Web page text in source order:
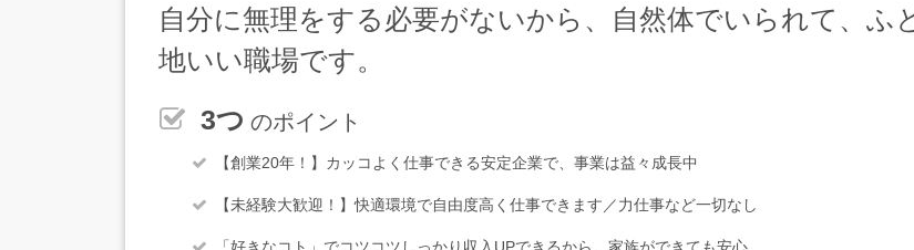
自分に無理をする必要がないから、自然体でいられて、ふ
地いい職場です。
3つ のポイント
【創業20年！】カッコよく仕事できる安定企業で、事業は益々成長中
【未経験大歓迎！】快適環境で自由度高く仕事できます／力仕事など一切なし
「好きなコト」でコツコツしっかり収入UPできるから、家族ができても安心